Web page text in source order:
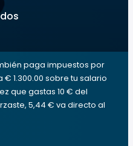
paga impuestos por
1.300.00 sobre tu salario
que gastas 10 € del
5,44 € va directo al